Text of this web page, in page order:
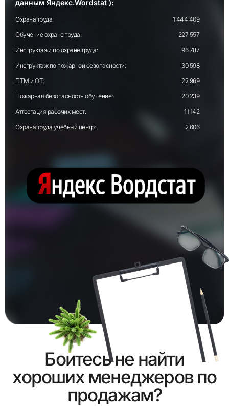
данным Яндекс.Wordstat ):
Охрана труда:
1 444 409
Обучение охране труда:
227 557
Инструктажи по охране труда:
96 787
Инструктаж по пожарной безопасности:
30 598
ПТМ и ОТ:
22 969
Пожарная безопасность обучение:
20 239
Аттестация рабочих мест:
11 142
Охрана труда учебный центр:
2 606
Боитесь не найти
хороших менеджеров по
продажам?